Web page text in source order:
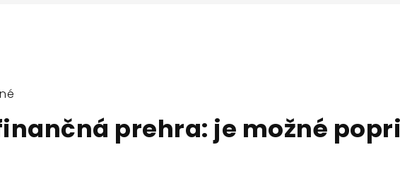
prehra: je možné